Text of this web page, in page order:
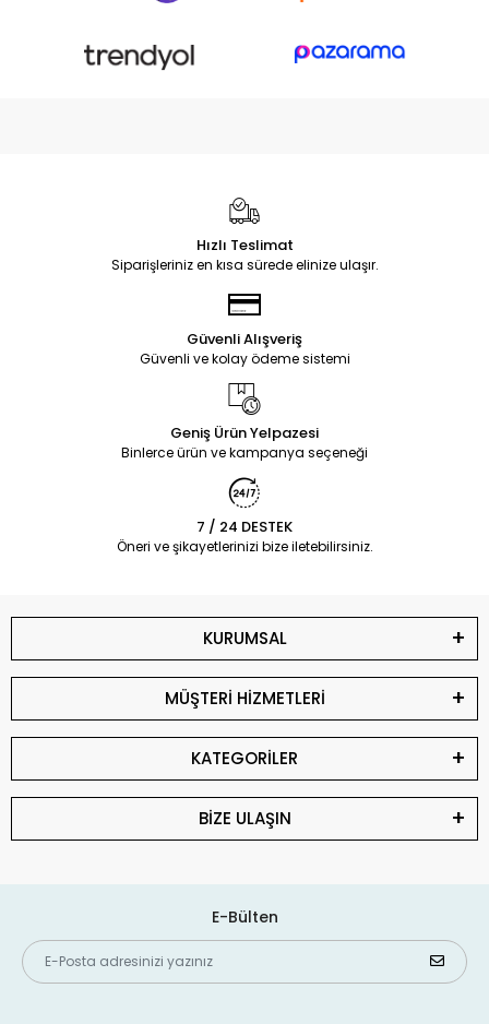
Hızlı Teslimat
Siparişleriniz en kısa sürede elinize ulaşır.
Güvenli Alışveriş
Güvenli ve kolay ödeme sistemi
Geniş Ürün Yelpazesi
Binlerce ürün ve kampanya seçeneği
7 / 24 DESTEK
Öneri ve şikayetlerinizi bize iletebilirsiniz.
KURUMSAL
MÜŞTERİ HİZMETLERİ
KATEGORİLER
BİZE ULAŞIN
E-Bülten